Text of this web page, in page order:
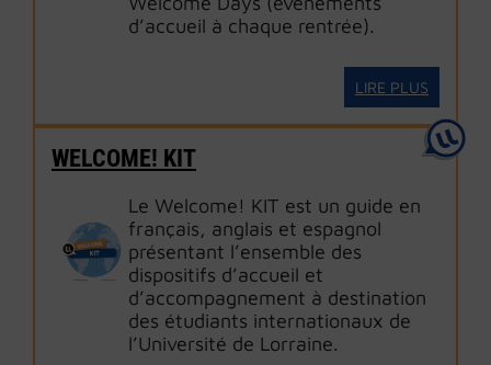
d’accueil à chaque rentrée).
LIRE PLUS
WELCOME! KIT
Le Welcome! KIT est un guide en
français, anglais et espagnol
présentant l’ensemble des
dispositifs d’accueil et
d’accompagnement à destination
des étudiants internationaux de
l’Université de Lorraine.